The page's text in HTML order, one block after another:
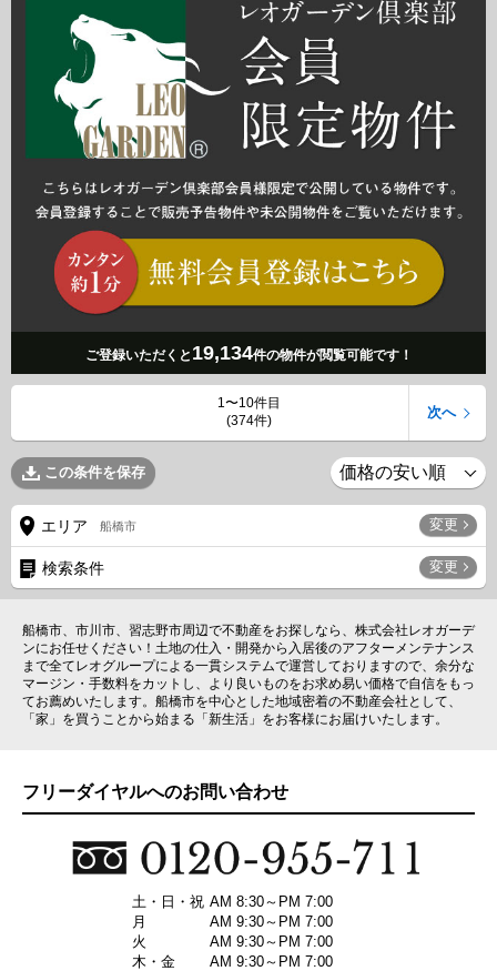
ご登録いただくと 19,134件の物件が閲覧可能です！
1〜10件目
(374件)
次へ
この条件を保存
エリア 船橋市 変更
検索条件 変更
船橋市、市川市、習志野市周辺で不動産をお探しなら、株式会社レオガーデ
ンにお任せください！土地の仕入・開発から入居後のアフターメンテナンス
まで全てレオグループによる一貫システムで運営しておりますので、余分な
マージン・手数料をカットし、より良いものをお求め易い価格で自信をもっ
てお薦めいたします。船橋市を中心とした地域密着の不動産会社として、
「家」を買うことから始まる「新生活」をお客様にお届けいたします。
フリーダイヤルへのお問い合わせ
土・日・祝 AM 8:30～PM 7:00
月
AM 9:30～PM 7:00
火
AM 9:30～PM 7:00
木・金
AM 9:30～PM 7:00